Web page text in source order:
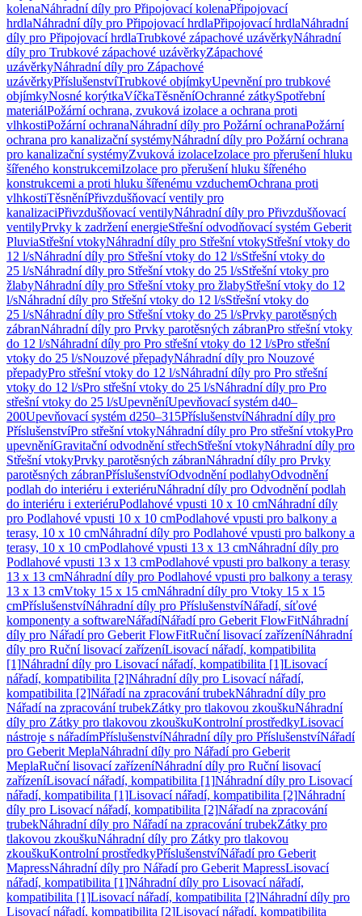
kolenaNáhradní díly pro Připojovací kolenaPřipojovací
hrdlaNáhradní díly pro Připojovací hrdlaPřipojovací hrdlaNáhradní
díly pro Připojovací hrdlaTrubkové zápachové uzávěrkyNáhradní
díly pro Trubkové zápachové uzávěrkyZápachové
uzávěrkyNáhradní díly pro Zápachové
uzávěrkyPříslušenstvíTrubkové objímkyUpevnění pro trubkové
objímkyNosné korýtkaVíčkaTěsněníOchranné zátkySpotřební
materiálPožární ochrana, zvuková izolace a ochrana proti
vlhkostiPožární ochranaNáhradní díly pro Požární ochranaPožární
ochrana pro kanalizační systémyNáhradní díly pro Požární ochrana
pro kanalizační systémyZvuková izolaceIzolace pro přerušení hluku
šířeného konstrukcemiIzolace pro přerušení hluku šířeného
konstrukcemi a proti hluku šířenému vzduchemOchrana proti
vlhkostiTěsněníPřivzdušňovací ventily pro
kanalizaciPřivzdušňovací ventilyNáhradní díly pro Přivzdušňovací
ventilyPrvky k zadržení energieStřešní odvodňovací systém Geberit
PluviaStřešní vtokyNáhradní díly pro Střešní vtokyStřešní vtoky do
12 l/sNáhradní díly pro Střešní vtoky do 12 l/sStřešní vtoky do
25 l/sNáhradní díly pro Střešní vtoky do 25 l/sStřešní vtoky pro
žlabyNáhradní díly pro Střešní vtoky pro žlabyStřešní vtoky do 12
l/sNáhradní díly pro Střešní vtoky do 12 l/sStřešní vtoky do
25 l/sNáhradní díly pro Střešní vtoky do 25 l/sPrvky parotěsných
zábranNáhradní díly pro Prvky parotěsných zábranPro střešní vtoky
do 12 l/sNáhradní díly pro Pro střešní vtoky do 12 l/sPro střešní
vtoky do 25 l/sNouzové přepadyNáhradní díly pro Nouzové
přepadyPro střešní vtoky do 12 l/sNáhradní díly pro Pro střešní
vtoky do 12 l/sPro střešní vtoky do 25 l/sNáhradní díly pro Pro
střešní vtoky do 25 l/sUpevněníUpevňovací systém d40–
200Upevňovací systém d250–315PříslušenstvíNáhradní díly pro
PříslušenstvíPro střešní vtokyNáhradní díly pro Pro střešní vtokyPro
upevněníGravitační odvodnění střechStřešní vtokyNáhradní díly pro
Střešní vtokyPrvky parotěsných zábranNáhradní díly pro Prvky
parotěsných zábranPříslušenstvíOdvodnění podlahyOdvodnění
podlah do interiéru i exteriéruNáhradní díly pro Odvodnění podlah
do interiéru i exteriéruPodlahové vpusti 10 x 10 cmNáhradní díly
pro Podlahové vpusti 10 x 10 cmPodlahové vpusti pro balkony a
terasy, 10 x 10 cmNáhradní díly pro Podlahové vpusti pro balkony a
terasy, 10 x 10 cmPodlahové vpusti 13 x 13 cmNáhradní díly pro
Podlahové vpusti 13 x 13 cmPodlahové vpusti pro balkony a terasy
13 x 13 cmNáhradní díly pro Podlahové vpusti pro balkony a terasy
13 x 13 cmVtoky 15 x 15 cmNáhradní díly pro Vtoky 15 x 15
cmPříslušenstvíNáhradní díly pro PříslušenstvíNářadí, síťové
komponenty a softwareNářadíNářadí pro Geberit FlowFitNáhradní
díly pro Nářadí pro Geberit FlowFitRuční lisovací zařízeníNáhradní
díly pro Ruční lisovací zařízeníLisovací nářadí, kompatibilita
[1]Náhradní díly pro Lisovací nářadí, kompatibilita [1]Lisovací
nářadí, kompatibilita [2]Náhradní díly pro Lisovací nářadí,
kompatibilita [2]Nářadí na zpracování trubekNáhradní díly pro
Nářadí na zpracování trubekZátky pro tlakovou zkouškuNáhradní
díly pro Zátky pro tlakovou zkouškuKontrolní prostředkyLisovací
nástroje s nářadímPříslušenstvíNáhradní díly pro PříslušenstvíNářadí
pro Geberit MeplaNáhradní díly pro Nářadí pro Geberit
MeplaRuční lisovací zařízeníNáhradní díly pro Ruční lisovací
zařízeníLisovací nářadí, kompatibilita [1]Náhradní díly pro Lisovací
nářadí, kompatibilita [1]Lisovací nářadí, kompatibilita [2]Náhradní
díly pro Lisovací nářadí, kompatibilita [2]Nářadí na zpracování
trubekNáhradní díly pro Nářadí na zpracování trubekZátky pro
tlakovou zkouškuNáhradní díly pro Zátky pro tlakovou
zkouškuKontrolní prostředkyPříslušenstvíNářadí pro Geberit
MapressNáhradní díly pro Nářadí pro Geberit MapressLisovací
nářadí, kompatibilita [1]Náhradní díly pro Lisovací nářadí,
kompatibilita [1]Lisovací nářadí, kompatibilita [2]Náhradní díly pro
Lisovací nářadí, kompatibilita [2]Lisovací nářadí, kompatibilita